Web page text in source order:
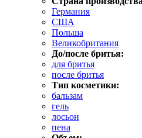
Германия
США
Польша
Великобритания
До/после бритья:
для бритья
после бритья
Тип косметики:
бальзам
гель
лосьон
пена